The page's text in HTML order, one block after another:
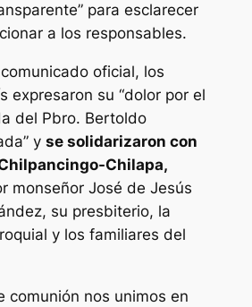
para esclarecer
a los responsables.
oficial, los
expresaron su “dolor por el
del Pbro. Bertoldo
y se solidarizaron con
Chilapa,
monseñor José de Jesús
su presbiterio, la
y los familiares del
comunión nos unimos en